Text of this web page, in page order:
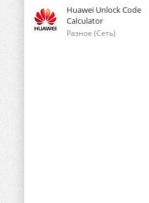
Huawei Unlock Code
Calculator
Разное (Сеть)